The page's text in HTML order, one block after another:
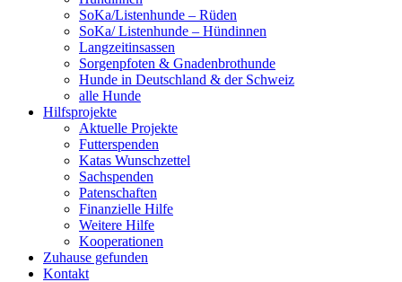
SoKa/Listenhunde – Rüden
SoKa/ Listenhunde – Hündinnen
Langzeitinsassen
Sorgenpfoten & Gnadenbrothunde
Hunde in Deutschland & der Schweiz
alle Hunde
Hilfsprojekte
Aktuelle Projekte
Futterspenden
Katas Wunschzettel
Sachspenden
Patenschaften
Finanzielle Hilfe
Weitere Hilfe
Kooperationen
Zuhause gefunden
Kontakt